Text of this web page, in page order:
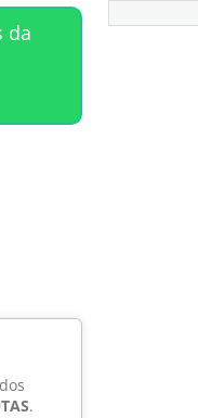
da
.